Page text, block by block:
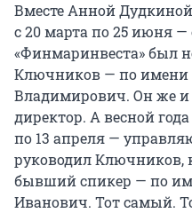
Вместе Анной
с 20 марта по 25 июня —
«Финмаринвеста» был
Ключников — по имени
Владимирович. Он же и
директор. А весной
по 13 апреля —
руководил Ключников,
бывший спикер — по
Иванович. Тот самый.